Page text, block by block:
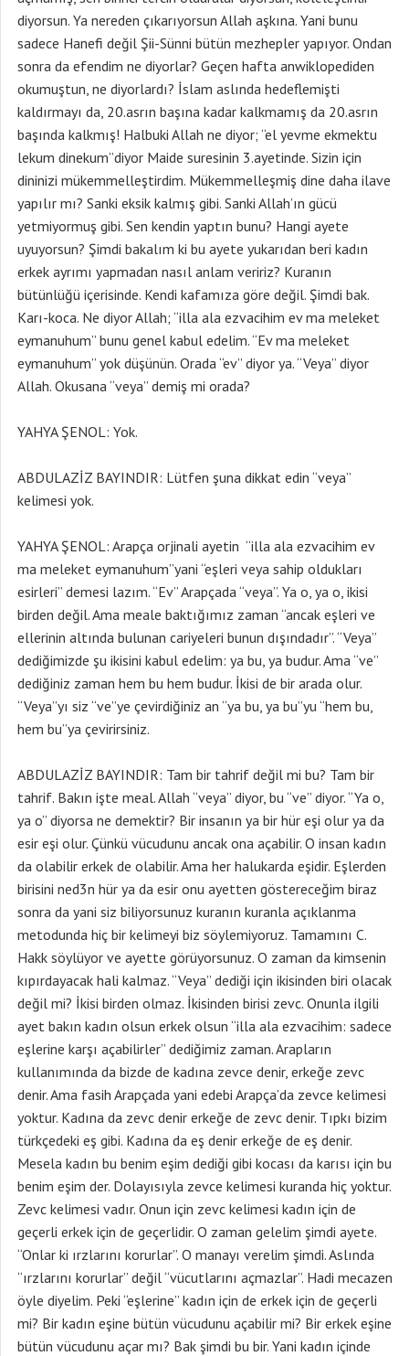
diyorsun. Ya nereden çıkarıyorsun Allah aşkına. Yani bunu
sadece Hanefi değil Şii-Sünni bütün mezhepler yapıyor. Ondan
sonra da efendim ne diyorlar? Geçen hafta anwiklopediden
okumuştun, ne diyorlardı? İslam aslında hedeflemişti
kaldırmayı da, 20.asrın başına kadar kalkmamış da 20.asrın
başında kalkmış! Halbuki Allah ne diyor; “el yevme ekmektu
lekum dinekum”diyor Maide suresinin 3.ayetinde. Sizin için
dininizi mükemmelleştirdim. Mükemmelleşmiş dine daha ilave
yapılır mı? Sanki eksik kalmış gibi. Sanki Allah’ın gücü
yetmiyormuş gibi. Sen kendin yaptın bunu? Hangi ayete
uyuyorsun? Şimdi bakalım ki bu ayete yukarıdan beri kadın
erkek ayrımı yapmadan nasıl anlam veririz? Kuranın
bütünlüğü içerisinde. Kendi kafamıza göre değil. Şimdi bak.
Karı-koca. Ne diyor Allah; “illa ala ezvacihim ev ma meleket
eymanuhum” bunu genel kabul edelim. “Ev ma meleket
eymanuhum” yok düşünün. Orada “ev” diyor ya. “Veya” diyor
Allah. Okusana “veya” demiş mi orada?
YAHYA ŞENOL: Yok.
ABDULAZİZ BAYINDIR: Lütfen şuna dikkat edin “veya”
kelimesi yok.
YAHYA ŞENOL: Arapça orjinali ayetin “illa ala ezvacihim ev
ma meleket eymanuhum”yani “eşleri veya sahip oldukları
esirleri” demesi lazım. “Ev” Arapçada “veya”. Ya o, ya o, ikisi
birden değil. Ama meale baktığımız zaman “ancak eşleri ve
ellerinin altında bulunan cariyeleri bunun dışındadır”. “Veya”
dediğimizde şu ikisini kabul edelim: ya bu, ya budur. Ama “ve”
dediğiniz zaman hem bu hem budur. İkisi de bir arada olur.
“Veya”yı siz “ve”ye çevirdiğiniz an “ya bu, ya bu”yu “hem bu,
hem bu”ya çevirirsiniz.
ABDULAZİZ BAYINDIR: Tam bir tahrif değil mi bu? Tam bir
tahrif. Bakın işte meal. Allah “veya” diyor, bu “ve” diyor. “Ya o,
ya o” diyorsa ne demektir? Bir insanın ya bir hür eşi olur ya da
esir eşi olur. Çünkü vücudunu ancak ona açabilir. O insan kadın
da olabilir erkek de olabilir. Ama her halukarda eşidir. Eşlerden
birisini ned3n hür ya da esir onu ayetten göstereceğim biraz
sonra da yani siz biliyorsunuz kuranın kuranla açıklanma
metodunda hiç bir kelimeyi biz söylemiyoruz. Tamamını C.
Hakk söylüyor ve ayette görüyorsunuz. O zaman da kimsenin
kıpırdayacak hali kalmaz. “Veya” dediği için ikisinden biri olacak
değil mi? İkisi birden olmaz. İkisinden birisi zevc. Onunla ilgili
ayet bakın kadın olsun erkek olsun “illa ala ezvacihim: sadece
eşlerine karşı açabilirler” dediğimiz zaman. Arapların
kullanımında da bizde de kadına zevce denir, erkeğe zevc
denir. Ama fasih Arapçada yani edebi Arapça’da zevce kelimesi
yoktur. Kadına da zevc denir erkeğe de zevc denir. Tıpkı bizim
türkçedeki eş gibi. Kadına da eş denir erkeğe de eş denir.
Mesela kadın bu benim eşim dediği gibi kocası da karısı için bu
benim eşim der. Dolayısıyla zevce kelimesi kuranda hiç yoktur.
Zevc kelimesi vadır. Onun için zevc kelimesi kadın için de
geçerli erkek için de geçerlidir. O zaman gelelim şimdi ayete.
“Onlar ki ırzlarını korurlar”. O manayı verelim şimdi. Aslında
“ırzlarını korurlar” değil “vücutlarını açmazlar”. Hadi mecazen
öyle diyelim. Peki “eşlerine” kadın için de erkek için de geçerli
mi? Bir kadın eşine bütün vücudunu açabilir mi? Bir erkek eşine
bütün vücudunu açar mı? Bak şimdi bu bir. Yani kadın içinde